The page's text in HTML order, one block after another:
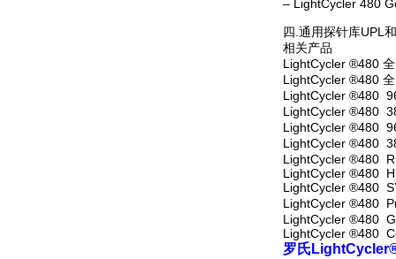
– LightCycler 480
四.通用探针库UPL
相
LightCycler ®480
LightCycler ®480
LightCycler
LightCycler
LightCycler
LightCycler
LightCycler
罗氏